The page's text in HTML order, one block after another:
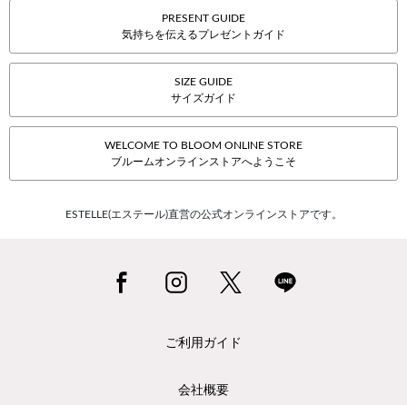
PRESENT GUIDE
気持ちを伝えるプレゼントガイド
SIZE GUIDE
サイズガイド
WELCOME TO BLOOM ONLINE STORE
ブルームオンラインストアへようこそ
ESTELLE(エステール)直営の公式オンラインストアです。
ご利用ガイド
会社概要